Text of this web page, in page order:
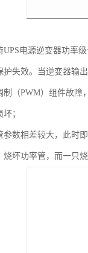
UPS电源逆变器功率
护失效。当逆变器输
制（PWM）组件故障
；
参数相差较大，此时
烧坏功率管，而一只